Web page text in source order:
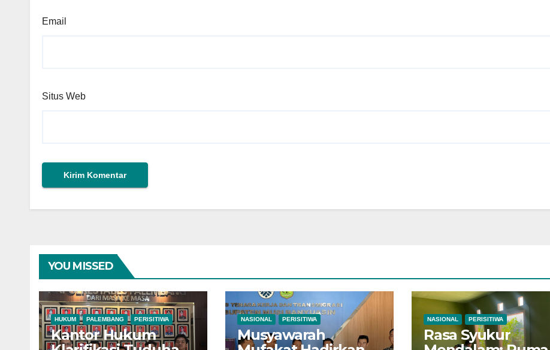
Email
Situs Web
YOU MISSED
HUKUM PALEMBANG PERISITIWA
Kantor Hukum
NASIONAL PERISITIWA
Musyawarah
NASIONAL PERISITIWA
Rasa Syukur